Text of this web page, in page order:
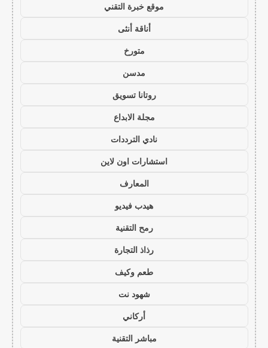
موقع خبرة التقني
أناقة أنثى
متورخ
مدسن
روتانا تسويق
مجلة الابداع
نادي الترددات
استشارات اون لاين
المعارف
هيدب فيديو
رمح التقنية
رذاذ التجارة
طعم وكيف
شهود نت
أركاني
مباشر التقنية